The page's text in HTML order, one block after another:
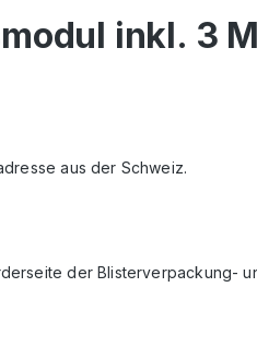
inkl. 3
aus der Schweiz.
der Blisterverpackung-